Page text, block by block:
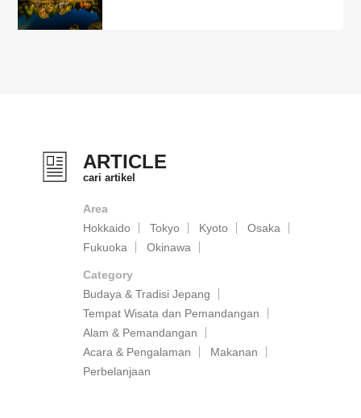
ARTICLE
cari artikel
Area
Hokkaido
Tokyo Kyoto
Osaka
Fukuoka
Okinawa
Category
Budaya & Tradisi Jepang
Tempat Wisata dan Pemandangan
Alam & Pemandangan
Acara & Pengalaman
Makanan
Perbelanjaan